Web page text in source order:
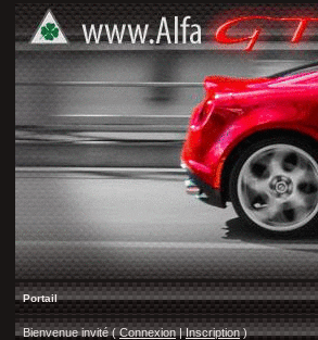
Portail
Bienvenue invité ( Connexion |Inscription)